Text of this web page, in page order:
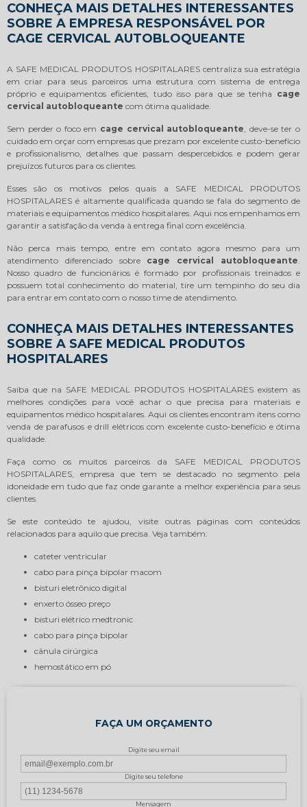
CONHEÇA MAIS DETALHES INTERESSANTES
SOBRE A EMPRESA RESPONSÁVEL POR
CAGE CERVICAL AUTOBLOQUEANTE
A SAFE MEDICAL PRODUTOS HOSPITALARES centraliza sua estratégia
em criar para seus parceiros uma estrutura com sistema de entrega
próprio e equipamentos eficientes, tudo isso para que se tenha cage
cervical autobloqueante com ótima qualidade.
Sem perder o foco em cage cervical autobloqueante, deve-se ter o
cuidado em orçar com empresas que prezam por excelente custo-benefício
e profissionalismo, detalhes que passam despercebidos e podem gerar
prejuízos futuros para os clientes.
Esses são os motivos pelos quais a SAFE MEDICAL PRODUTOS
HOSPITALARES é altamente qualificada quando se fala do segmento de
materiais e equipamentos médico hospitalares. Aqui nos empenhamos em
garantir a satisfação da venda à entrega final com excelência.
Não perca mais tempo, entre em contato agora mesmo para um
atendimento diferenciado sobre cage cervical autobloqueante.
Nosso quadro de funcionários é formado por profissionais treinados e
possuem total conhecimento do material, tire um tempinho do seu dia
para entrar em contato com o nosso time de atendimento.
CONHEÇA MAIS DETALHES INTERESSANTES
SOBRE A SAFE MEDICAL PRODUTOS
HOSPITALARES
Saiba que na SAFE MEDICAL PRODUTOS HOSPITALARES existem as
melhores condições para você achar o que precisa para materiais e
equipamentos médico hospitalares. Aqui os clientes encontram itens como
venda de parafusos e drill elétricos com excelente custo-benefício e ótima
qualidade.
Faça como os muitos parceiros da SAFE MEDICAL PRODUTOS
HOSPITALARES, empresa que tem se destacado no segmento pela
idoneidade em tudo que faz onde garante a melhor experiência para seus
clientes.
Se este conteúdo te ajudou, visite outras páginas com conteúdos
relacionados para aquilo que precisa. Veja também:
cateter ventricular
cabo para pinça bipolar macom
bisturi eletrônico digital
enxerto ósseo preço
bisturi elétrico medtronic
cabo para pinça bipolar
cânula cirúrgica
hemostático em pó
FAÇA UM ORÇAMENTO
Digite seu email
Digite seu telefone
Mensagem